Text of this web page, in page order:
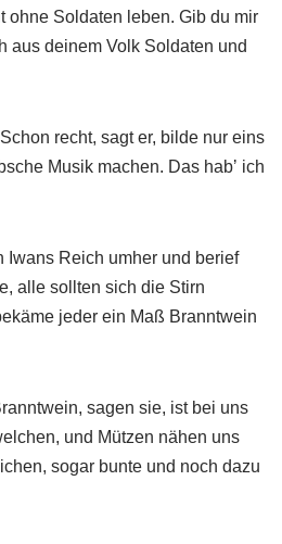
ohne Soldaten leben. Gib du mir
aus deinem Volk Soldaten und
recht, sagt er, bilde nur eins
Musik machen. Das habʼ ich
Iwans Reich umher und berief
alle sollten sich die Stirn
jeder ein Maß Branntwein
sagen sie, ist bei uns
und Mützen nähen uns
sogar bunte und noch dazu